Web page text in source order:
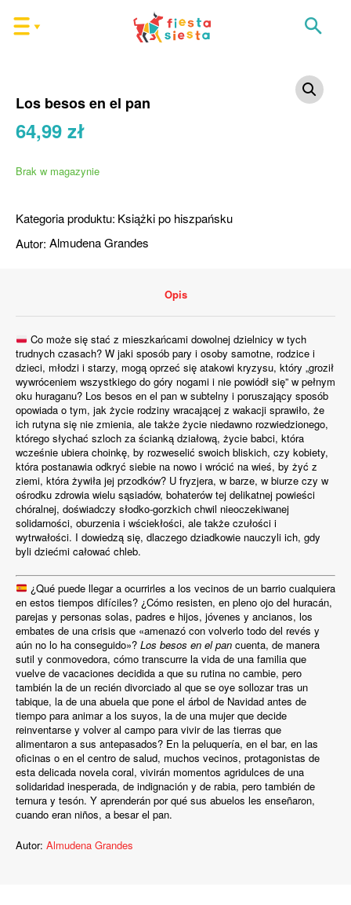
Los besos en el pan
64,99 zł
Brak w magazynie
Kategoria produktu: Książki po hiszpańsku
Autor: Almudena Grandes
Opis
Co może się stać z mieszkańcami dowolnej dzielnicy w tych
trudnych czasach? W jaki sposób pary i osoby samotne, rodzice i
dzieci, młodzi i starzy, mogą oprzeć się atakowi kryzysu, który „groził
wywróceniem wszystkiego do góry nogami i nie powiódł się” w pełnym
oku huraganu? Los besos en el pan w subtelny i poruszający sposób
opowiada o tym, jak życie rodziny wracającej z wakacji sprawiło, że
ich rutyna się nie zmienia, ale także życie niedawno rozwiedzionego,
którego słychać szloch za ścianką działową, życie babci, która
wcześnie ubiera choinkę, by rozweselić swoich bliskich, czy kobiety,
która postanawia odkryć siebie na nowo i wrócić na wieś, by żyć z
ziemi, która żywiła jej przodków? U fryzjera, w barze, w biurze czy w
ośrodku zdrowia wielu sąsiadów, bohaterów tej delikatnej powieści
chóralnej, doświadczy słodko-gorzkich chwil nieoczekiwanej
solidarności, oburzenia i wściekłości, ale także czułości i
wytrwałości. I dowiedzą się, dlaczego dziadkowie nauczyli ich, gdy
byli dziećmi całować chleb.
¿Qué puede llegar a ocurrirles a los vecinos de un barrio cualquiera
en estos tiempos difíciles? ¿Cómo resisten, en pleno ojo del huracán,
parejas y personas solas, padres e hijos, jóvenes y ancianos, los
embates de una crisis que «amenazó con volverlo todo del revés y
aún no lo ha conseguido»? Los besos en el pan cuenta, de manera
sutil y conmovedora, cómo transcurre la vida de una familia que
vuelve de vacaciones decidida a que su rutina no cambie, pero
también la de un recién divorciado al que se oye sollozar tras un
tabique, la de una abuela que pone el árbol de Navidad antes de
tiempo para animar a los suyos, la de una mujer que decide
reinventarse y volver al campo para vivir de las tierras que
alimentaron a sus antepasados? En la peluquería, en el bar, en las
oficinas o en el centro de salud, muchos vecinos, protagonistas de
esta delicada novela coral, vivirán momentos agridulces de una
solidaridad inesperada, de indignación y de rabia, pero también de
ternura y tesón. Y aprenderán por qué sus abuelos les enseñaron,
cuando eran niños, a besar el pan.
Autor: Almudena Grandes